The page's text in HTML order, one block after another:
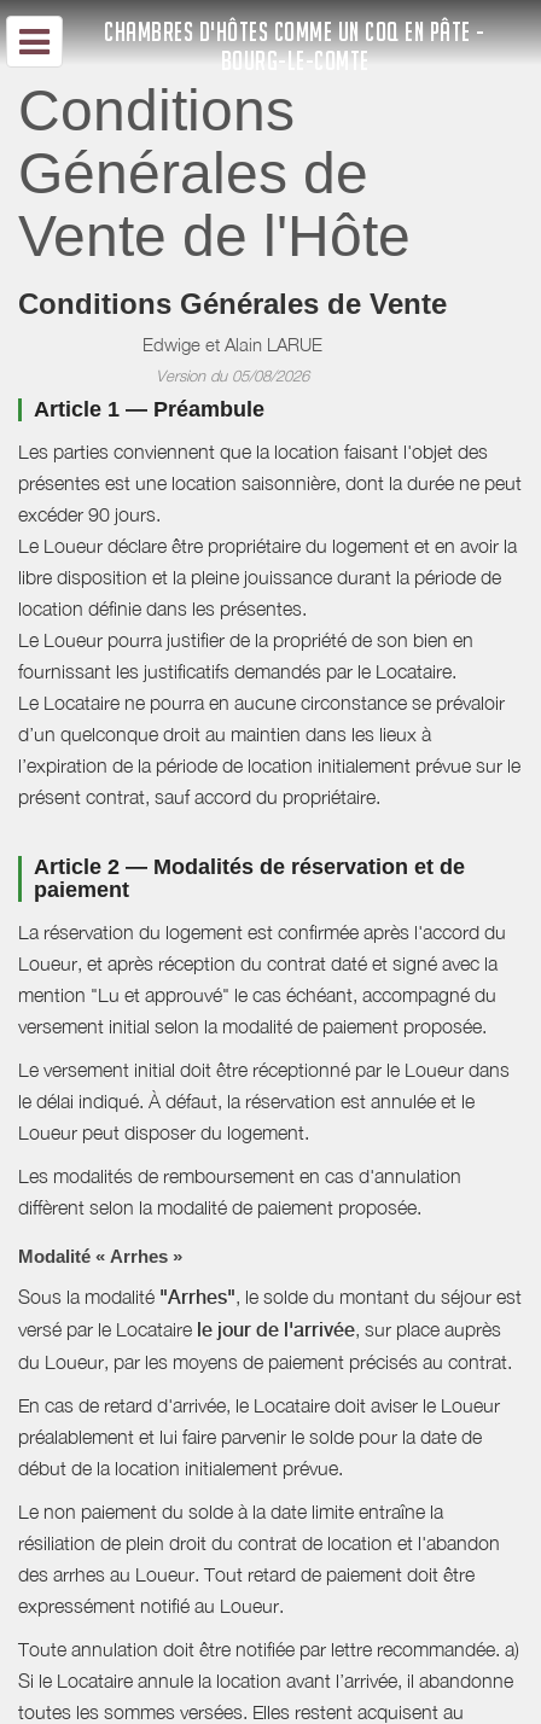
CHAMBRES D'HÔTES COMME UN COQ EN PÂTE -
BOURG-LE-COMTE
Conditions
Générales de
Vente de l'Hôte
Conditions Générales de Vente
Edwige et Alain LARUE
Version du 05/08/2026
Article 1 — Préambule
Les parties conviennent que la location faisant l'objet des
présentes est une location saisonnière, dont la durée ne peut
excéder 90 jours.
Le Loueur déclare être propriétaire du logement et en avoir la
libre disposition et la pleine jouissance durant la période de
location définie dans les présentes.
Le Loueur pourra justifier de la propriété de son bien en
fournissant les justificatifs demandés par le Locataire.
Le Locataire ne pourra en aucune circonstance se prévaloir
d’un quelconque droit au maintien dans les lieux à
l’expiration de la période de location initialement prévue sur le
présent contrat, sauf accord du propriétaire.
Article 2 — Modalités de réservation et de
paiement
La réservation du logement est confirmée après l'accord du
Loueur, et après réception du contrat daté et signé avec la
mention "Lu et approuvé" le cas échéant, accompagné du
versement initial selon la modalité de paiement proposée.
Le versement initial doit être réceptionné par le Loueur dans
le délai indiqué. À défaut, la réservation est annulée et le
Loueur peut disposer du logement.
Les modalités de remboursement en cas d'annulation
diffèrent selon la modalité de paiement proposée.
Modalité « Arrhes »
Sous la modalité "Arrhes", le solde du montant du séjour est
versé par le Locataire le jour de l'arrivée, sur place auprès
du Loueur, par les moyens de paiement précisés au contrat.
En cas de retard d'arrivée, le Locataire doit aviser le Loueur
préalablement et lui faire parvenir le solde pour la date de
début de la location initialement prévue.
Le non paiement du solde à la date limite entraîne la
résiliation de plein droit du contrat de location et l'abandon
des arrhes au Loueur. Tout retard de paiement doit être
expressément notifié au Loueur.
Toute annulation doit être notifiée par lettre recommandée. a)
Si le Locataire annule la location avant l’arrivée, il abandonne
toutes les sommes versées. Elles restent acquisent au